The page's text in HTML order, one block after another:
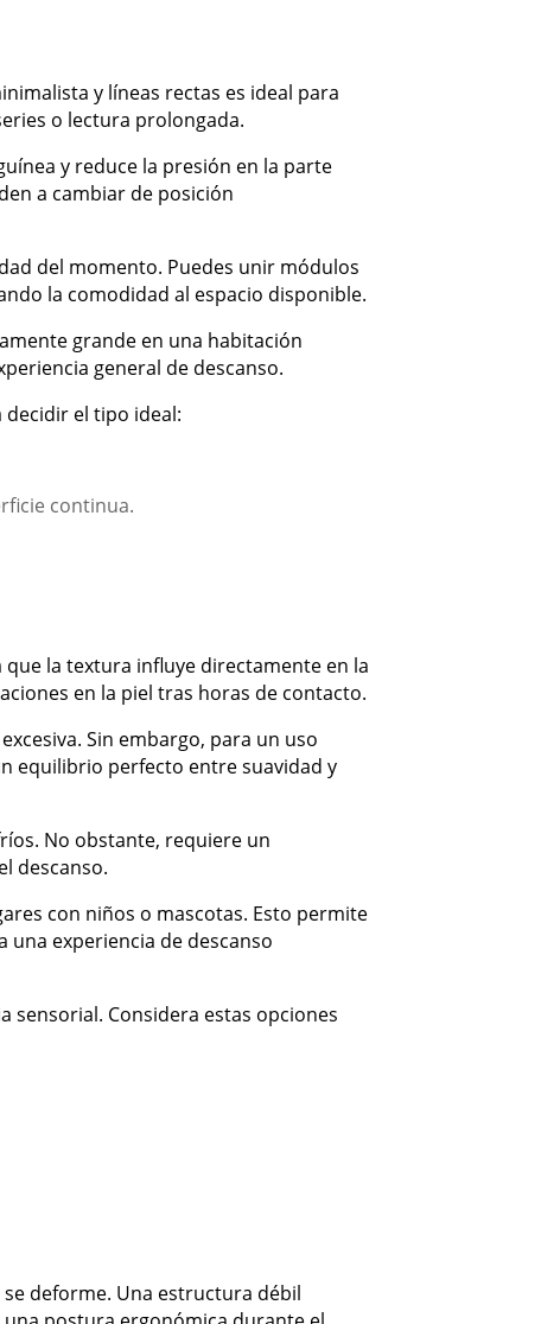
y líneas rectas es ideal para
o lectura prolongada.
y reduce la presión en la parte
a cambiar de posición
del momento. Puedes unir módulos
la comodidad al espacio disponible.
grande en una habitación
general de descanso.
decidir el tipo ideal:
continua.
la textura influye directamente en la
en la piel tras horas de contacto.
Sin embargo, para un uso
equilibrio perfecto entre suavidad y
No obstante, requiere un
descanso.
con niños o mascotas. Esto permite
experiencia de descanso
sensorial. Considera estas opciones
deforme. Una estructura débil